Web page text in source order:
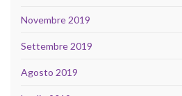
Novembre 2019
Settembre 2019
Agosto 2019